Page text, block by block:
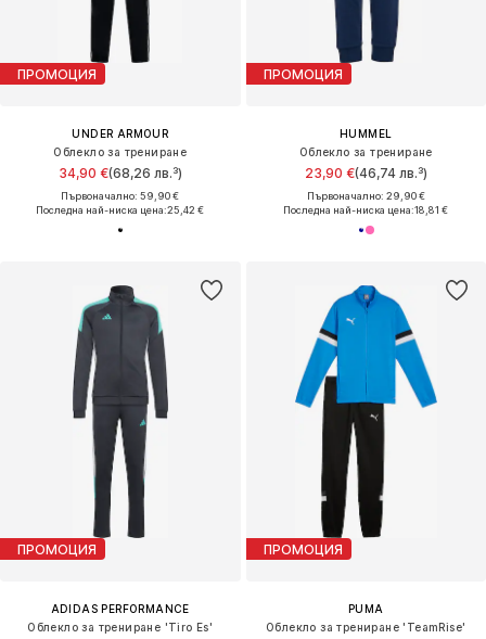
ПРОМОЦИЯ
UNDER ARMOUR
Облекло за трениране
34,90 €(68,26 лв.³)
Първоначално: 59,90 €
Последна най-ниска цена:25,42 €
ПРОМОЦИЯ
HUMMEL
Облекло за трениране
23,90 €(46,74 лв.³)
Първоначално: 29,90 €
Последна най-ниска цена:18,81 €
ПРОМОЦИЯ
ADIDAS PERFORMANCE
Облекло за трениране 'Tiro Es'
ПРОМОЦИЯ
PUMA
Облекло за трениране 'TeamRise'